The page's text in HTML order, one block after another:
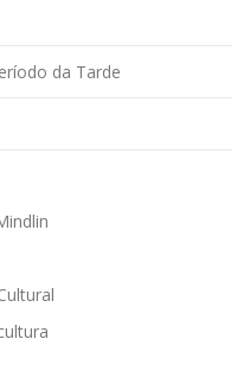
da Tarde